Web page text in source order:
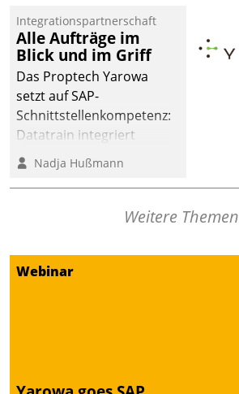
passende Fragen und
Schlagworte auswirft.
Eine intuitive
Dialogführung ermöglicht
dem externen
Serviceteam, Anrufe von
Mietenden zügiger und
effizienter zu bearbeiten.
Integrationspartnerschaft
Alle Aufträge im
Blick und im Griff
Das Proptech Yarowa
setzt auf SAP-
Schnittstellenkompetenz:
Datatrain integriert
Yarowas Portal zur
Vergabe und Verwaltung
von Aufträgen der
SAP-Systemlandschaft
deutscher
Nadja Hußmann
Weitere Themen
Webinar